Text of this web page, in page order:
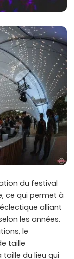
du festival
ce qui permet à
alliant
les années.
le
taille
du lieu qui